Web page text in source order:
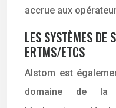
accrue aux
LES SYSTÈMES DE
ERTMS/ETCS
Alstom est
domaine de la